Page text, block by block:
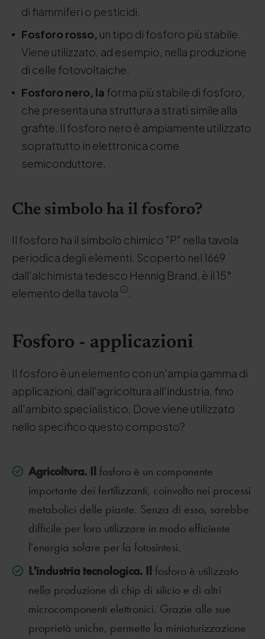
di fiammiferi o pesticidi.
Fosforo rosso, un tipo di fosforo più stabile.
Viene utilizzato, ad esempio, nella produzione
di celle fotovoltaiche.
Fosforo nero, la forma più stabile di fosforo,
che presenta una struttura a strati simile alla
grafite. Il fosforo nero è ampiamente utilizzato
soprattutto in elettronica come
semiconduttore.
Che simbolo ha il fosforo?
Il fosforo ha il simbolo chimico "P" nella tavola
periodica degli elementi. Scoperto nel 1669
dall'alchimista tedesco Hennig Brand, è il 15°
elemento della tavola
.
Fosforo - applicazioni
Il fosforo è un elemento con un'ampia gamma di
applicazioni, dall'agricoltura all'industria, fino
all'ambito specialistico. Dove viene utilizzato
nello specifico questo composto?
Agricoltura. Il fosforo è un componente
importante dei fertilizzanti, coinvolto nei processi
metabolici delle piante. Senza di esso, sarebbe
difficile per loro utilizzare in modo efficiente
l'energia solare per la fotosintesi.
L'industria tecnologica. Il fosforo è utilizzato
nella produzione di chip di silicio e di altri
microcomponenti elettronici. Grazie alle sue
proprietà uniche, permette la miniaturizzazione